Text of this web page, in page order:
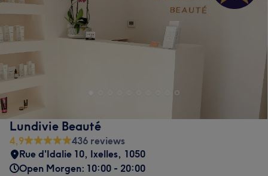
Lundivie Beauté
4,9
436 reviews
Rue d'Idalie 10, Ixelles, 1050
Open Morgen: 10:00 - 20:00